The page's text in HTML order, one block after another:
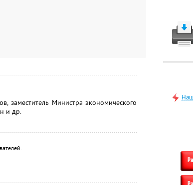
заместитель Министра экономического
и др.